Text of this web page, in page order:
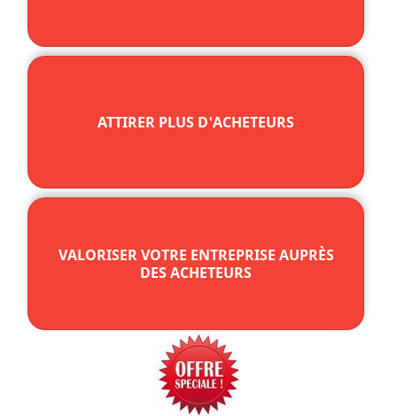
ATTIRER PLUS D'ACHETEURS
VALORISER VOTRE ENTREPRISE AUPRÈS
DES ACHETEURS